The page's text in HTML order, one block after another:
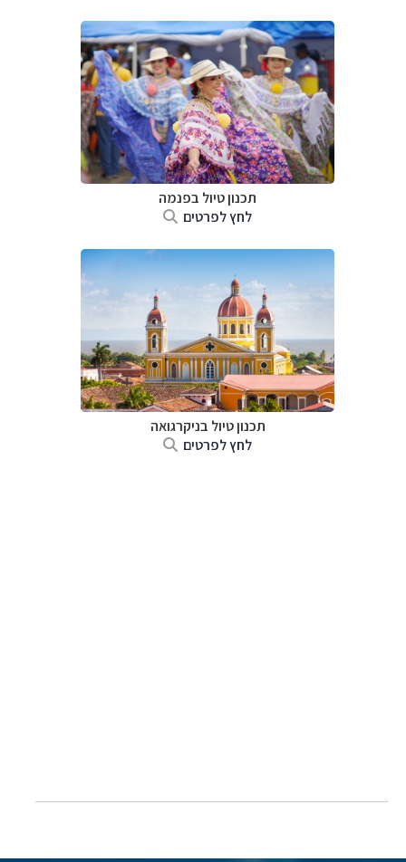
תכנון טיול בפנמה
לחץ לפרטים
תכנון טיול בניקרגואה
לחץ לפרטים